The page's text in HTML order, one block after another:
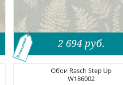
2 694 руб.
В наличии
Обои Rasch Step Up
W186002